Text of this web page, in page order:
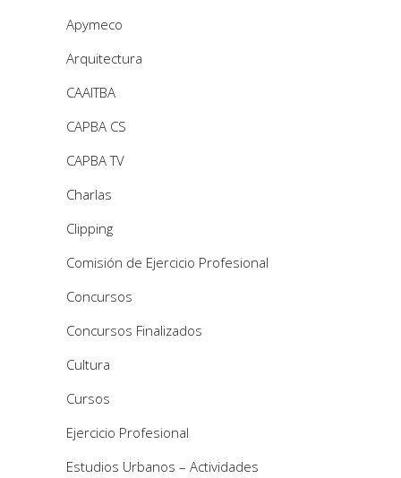
Apymeco
Arquitectura
CAAITBA
CAPBA CS
CAPBA TV
Charlas
Clipping
Comisión de Ejercicio Profesional
Concursos
Concursos Finalizados
Cultura
Cursos
Ejercicio Profesional
Estudios Urbanos – Actividades